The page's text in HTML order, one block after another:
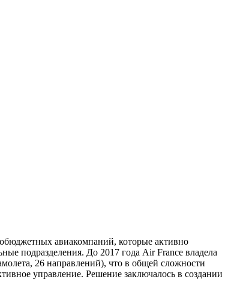
авиакомпаний, которые активно
подразделения. До 2017 года Air France владела
26 направлений), что в общей сложности
управление. Решение заключалось в создании